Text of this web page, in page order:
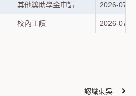
其他獎助學金申請 2026-07-
校內工讀 2026-07-
認識東吳